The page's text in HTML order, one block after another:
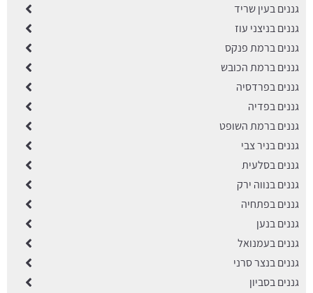
גננים בעין שריד
גננים בניצני עוז
גננים ברמת פנקס
גננים ברמת הכובש
גננים בפרדסיה
גננים בפדיה
גננים ברמת השופט
גננים בניר צבי
גננים בסלעית
גננים בנווה ירק
גננים בפתחיה
גננים בנען
גננים בעמנואל
גננים בנצר סרני
גננים בסביון